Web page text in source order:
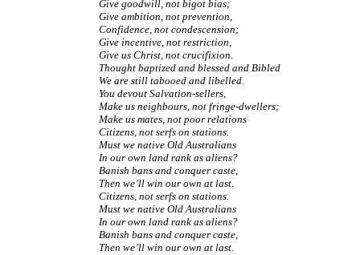
Give goodwill, not bigot bias;
Give ambition, not prevention,
Confidence, not condescension;
Give incentive, not restriction,
Give us Christ, not crucifixion.
Thought baptized and blessed and Bibled
We are still tabooed and libelled.
You devout Salvation-sellers,
Make us neighbours, not fringe-dwellers;
Make us mates, not poor relations
Citizens, not serfs on stations.
Must we native Old Australians
In our own land rank as aliens?
Banish bans and conquer caste,
Then we’ll win our own at last.
Citizens, not serfs on stations.
Must we native Old Australians
In our own land rank as aliens?
Banish bans and conquer caste,
Then we’ll win our own at last.